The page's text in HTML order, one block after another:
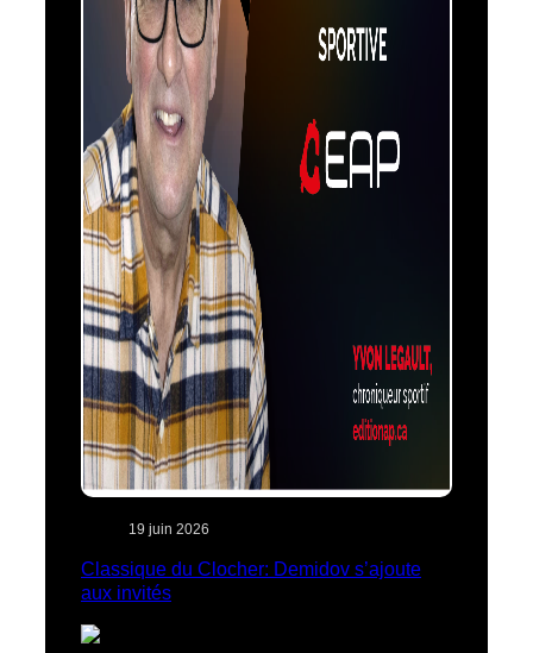
19 juin 2026
Classique du Clocher: Demidov s’ajoute
aux invités